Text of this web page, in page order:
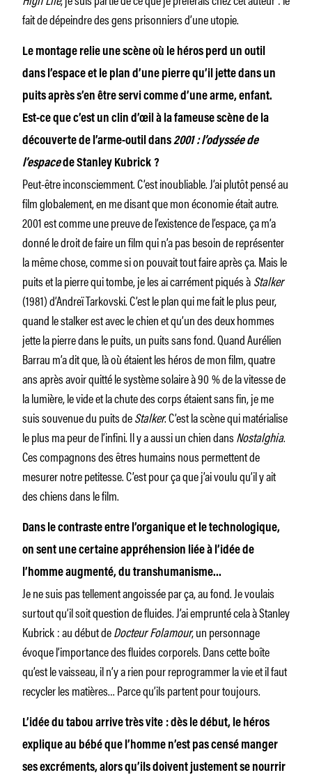
fait de dépeindre des gens prisonniers d’une utopie.
Le montage relie une scène où le héros perd un outil
dans l’espace et le plan d’une pierre qu’il jette dans un
puits après s’en être servi comme d’une arme, enfant.
Est-ce que c’est un clin d’œil à la fameuse scène de la
découverte de l’arme-outil dans2001 : l’odyssée de
l’espacede Stanley Kubrick ?
Peut-être inconsciemment. C’est inoubliable. J’ai plutôt pensé au
film globalement, en me disant que mon économie était autre.
2001 est comme une preuve de l’existence de l’espace, ça m’a
donné le droit de faire un film qui n’a pas besoin de représenter
la même chose, comme si on pouvait tout faire après ça. Mais le
puits et la pierre qui tombe, je les ai carrément piqués àStalker
(1981) d’Andreï Tarkovski. C’est le plan qui me fait le plus peur,
quand le stalker est avec le chien et qu’un des deux hommes
jette la pierre dans le puits, un puits sans fond. Quand Aurélien
Barrau m’a dit que, là où étaient les héros de mon film, quatre
ans après avoir quitté le système solaire à 90 % de la vitesse de
la lumière, le vide et la chute des corps étaient sans fin, je me
suis souvenue du puits deStalker. C’est la scène qui matérialise
le plus ma peur de l’infini. Il y a aussi un chien dansNostalghia.
Ces compagnons des êtres humains nous permettent de
mesurer notre petitesse. C’est pour ça que j’ai voulu qu’il y ait
des chiens dans le film.
Dans le contraste entre l’organique et le technologique,
on sent une certaine appréhension liée à l’idée de
l’homme augmenté, du transhumanisme…
Je ne suis pas tellement angoissée par ça, au fond. Je voulais
surtout qu’il soit question de fluides. J’ai emprunté cela à Stanley
Kubrick : au début deDocteur Folamour, un personnage
évoque l’importance des fluides corporels. Dans cette boîte
qu’est le vaisseau, il n’y a rien pour reprogrammer la vie et il faut
recycler les matières… Parce qu’ils partent pour toujours.
L’idée du tabou arrive très vite : dès le début, le héros
explique au bébé que l’homme n’est pas censé manger
ses excréments, alors qu’ils doivent justement se nourrir